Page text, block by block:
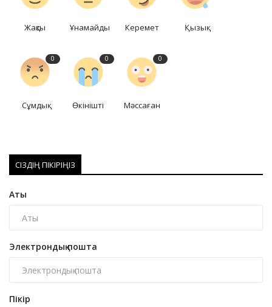
Жақсы Ұнамайды Керемет Қызық
0
Сұмдық
0
Өкінішті
0
Мәссаған
СІЗДІҢ ПІКІРІҢІЗ
Аты
Электрондық пошта
Пікір